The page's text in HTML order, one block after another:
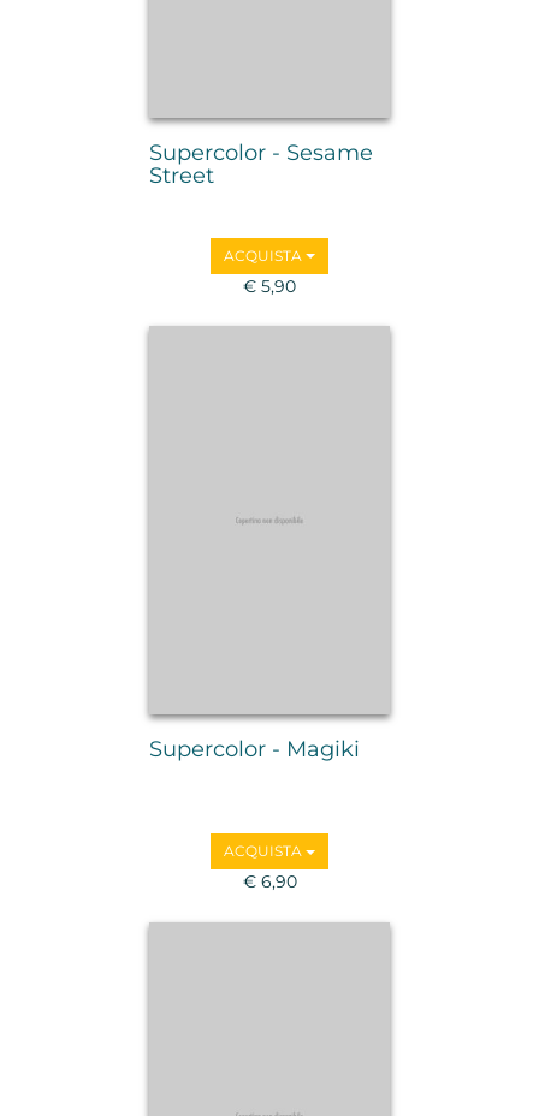
Supercolor - Sesame
Street
ACQUISTA
€ 5,90
Supercolor - Magiki
ACQUISTA
€ 6,90